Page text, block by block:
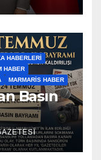
HABERLERI
HABER
MARMARIS HABER
Basın